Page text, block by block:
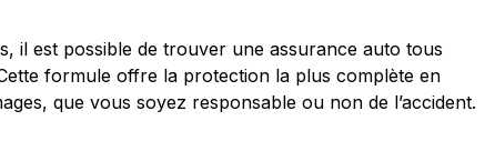
il est possible de trouver une assurance auto tous
formule offre la protection la plus complète en
que vous soyez responsable ou non de l’accident.